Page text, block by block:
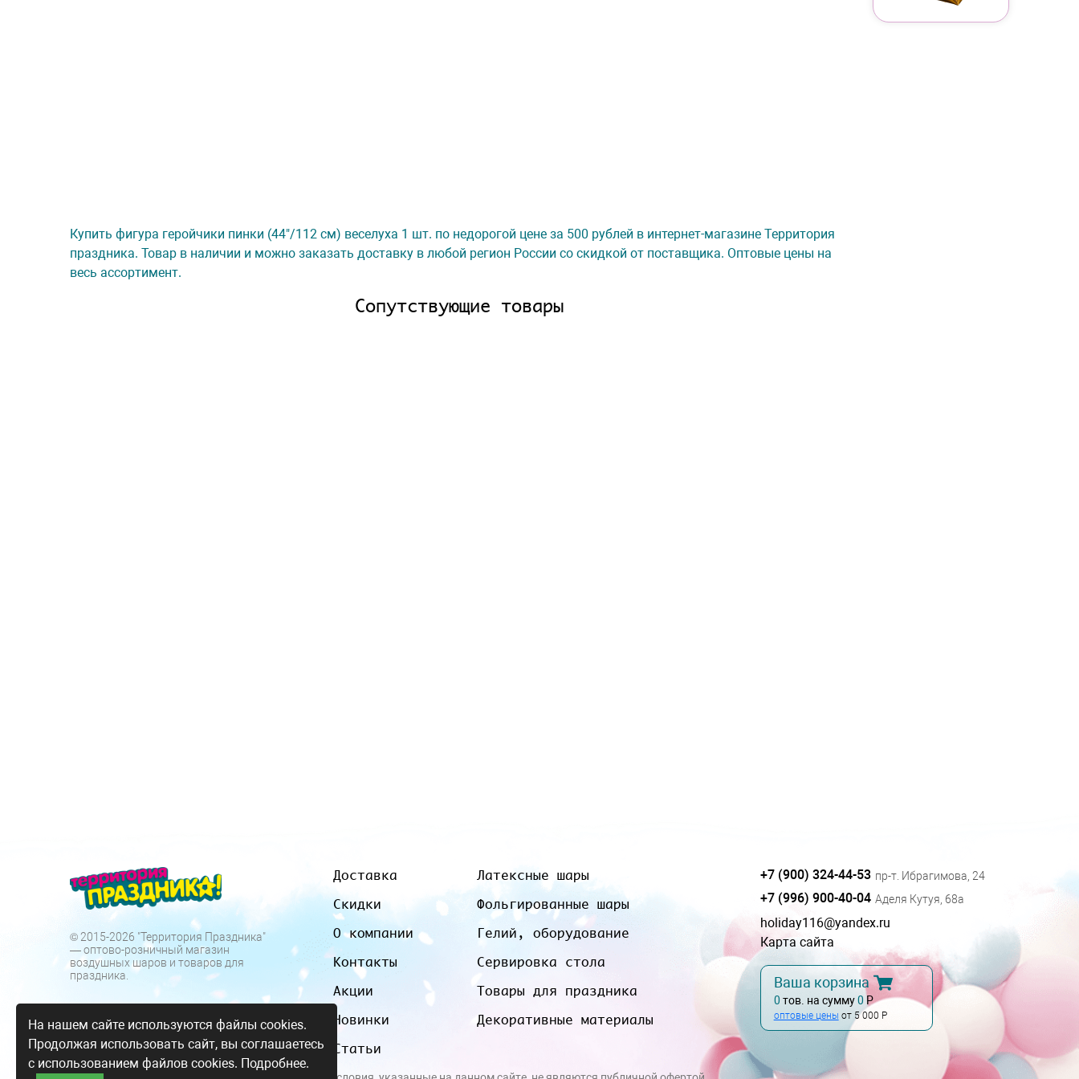
Купить фигура геройчики пинки (44"/112 см) веселуха 1 шт. по недорогой цене за 500 рублей в интернет-магазине Территория
праздника. Товар в наличии и можно заказать доставку в любой регион России со скидкой от поставщика. Оптовые цены на
весь ассортимент.
Сопутствующие товары
© 2015-2026 "Территория Праздника"
— оптово-розничный магазин
воздушных шаров и товаров для
праздника.
Доставка
Скидки
О компании
Контакты
Акции
Новинки
Статьи
Латексные шары
Фольгированные шары
Гелий, оборудование
Сервировка стола
Товары для праздника
Декоративные материалы
+7 (900) 324-44-53 пр-т. Ибрагимова, 24
+7 (996) 900-40-04 Аделя Кутуя, 68а
holiday116@yandex.ru
Карта сайта
Ваша корзина
0 тов. на сумму0 Р
оптовые цены от 5 000 Р
На нашем сайте используются файлы cookies.
Продолжая использовать сайт, вы соглашаетесь
с использованием файлов cookies. Подробнее.